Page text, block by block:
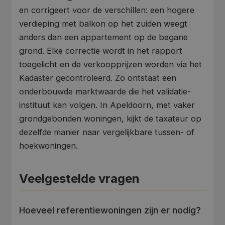
en corrigeert voor de verschillen: een hogere
verdieping met balkon op het zuiden weegt
anders dan een appartement op de begane
grond. Elke correctie wordt in het rapport
toegelicht en de verkoopprijzen worden via het
Kadaster gecontroleerd. Zo ontstaat een
onderbouwde marktwaarde die het validatie-
instituut kan volgen. In Apeldoorn, met vaker
grondgebonden woningen, kijkt de taxateur op
dezelfde manier naar vergelijkbare tussen- of
hoekwoningen.
Veelgestelde vragen
Hoeveel referentiewoningen zijn er nodig?
Naam
Aanbieder /
Domein
Vervaldatum
wpml_current_language
Ltd.
Google Privacy Policy